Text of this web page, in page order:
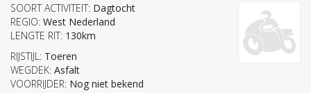
SOORT ACTIVITEIT: Dagtocht
REGIO: West Nederland
LENGTE RIT: 130km
RIJSTIJL: Toeren
WEGDEK: Asfalt
VOORRIJDER: Nog niet bekend